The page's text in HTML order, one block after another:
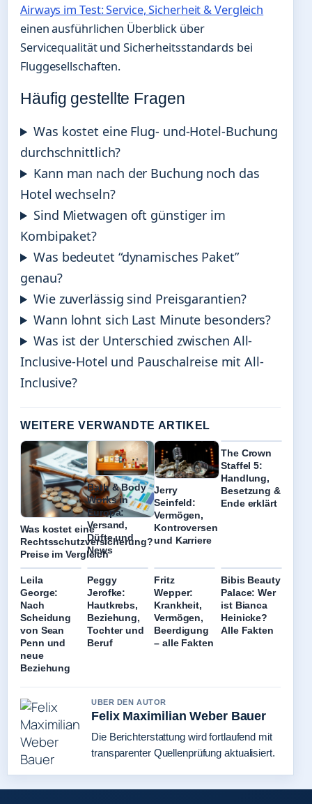
Airways im Test: Service, Sicherheit & Vergleich
einen ausführlichen Überblick über
Servicequalität und Sicherheitsstandards bei
Fluggesellschaften.
Häufig gestellte Fragen
Was kostet eine Flug- und-Hotel-Buchung
durchschnittlich?
Kann man nach der Buchung noch das
Hotel wechseln?
Sind Mietwagen oft günstiger im
Kombipaket?
Was bedeutet “dynamisches Paket”
genau?
Wie zuverlässig sind Preisgarantien?
Wann lohnt sich Last Minute besonders?
Was ist der Unterschied zwischen All-
Inclusive-Hotel und Pauschalreise mit All-
Inclusive?
WEITERE VERWANDTE ARTIKEL
Was kostet eine
Rechtsschutzversicherung?
Preise im Vergleich
Bath & Body
Works in
Europa:
Versand,
Düfte und
News
Jerry
Seinfeld:
Vermögen,
Kontroversen
und Karriere
The Crown
Staffel 5:
Handlung,
Besetzung &
Ende erklärt
Leila
George:
Nach
Scheidung
von Sean
Penn und
neue
Beziehung
Peggy
Jerofke:
Hautkrebs,
Beziehung,
Tochter und
Beruf
Fritz
Wepper:
Krankheit,
Vermögen,
Beerdigung
– alle Fakten
Bibis Beauty
Palace: Wer
ist Bianca
Heinicke?
Alle Fakten
UBER DEN AUTOR
Felix Maximilian Weber Bauer
Die Berichterstattung wird fortlaufend mit
transparenter Quellenprüfung aktualisiert.